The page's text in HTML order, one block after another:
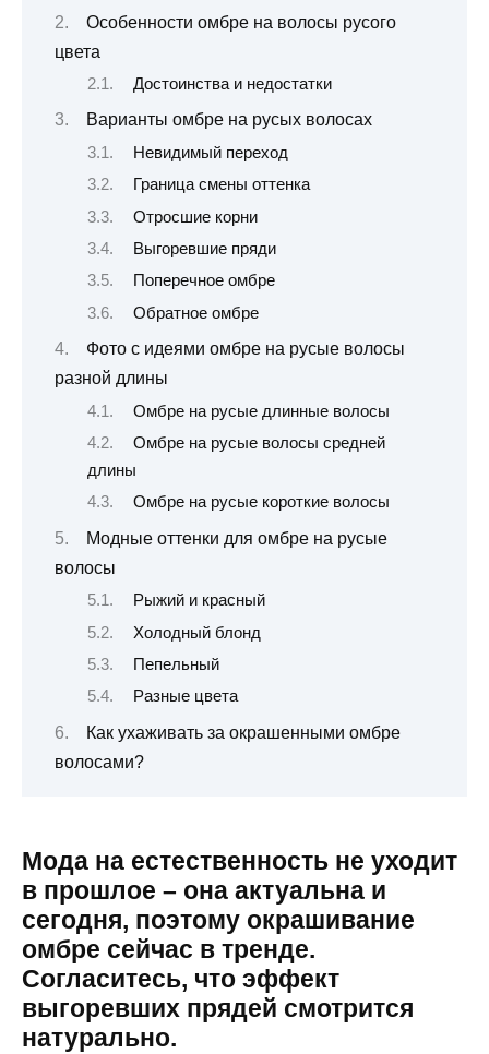
Особенности омбре на волосы русого
цвета
Достоинства и недостатки
Варианты омбре на русых волосах
Невидимый переход
Граница смены оттенка
Отросшие корни
Выгоревшие пряди
Поперечное омбре
Обратное омбре
Фото с идеями омбре на русые волосы
разной длины
Омбре на русые длинные волосы
Омбре на русые волосы средней
длины
Омбре на русые короткие волосы
Модные оттенки для омбре на русые
волосы
Рыжий и красный
Холодный блонд
Пепельный
Разные цвета
Как ухаживать за окрашенными омбре
волосами?
Мода на естественность не уходит
в прошлое – она актуальна и
сегодня, поэтому окрашивание
омбре сейчас в тренде.
Согласитесь, что эффект
выгоревших прядей смотрится
натурально.